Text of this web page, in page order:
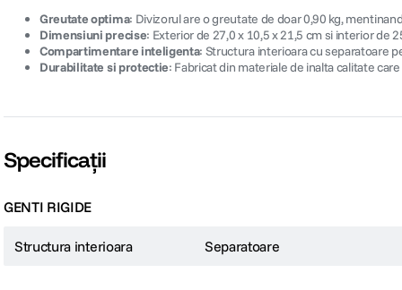
Greutate optima: Divizorul are o greutate de doar 0,90 kg,
Dimensiuni precise: Exterior de 27,0 x 10,5 x 21,5 cm si interior de
Compartimentare inteligenta: Structura interioara cu separatoare
Durabilitate si protectie: Fabricat din materiale de inalta calitate
Specificații
GENTI RIGIDE
Structura interioara Separatoare